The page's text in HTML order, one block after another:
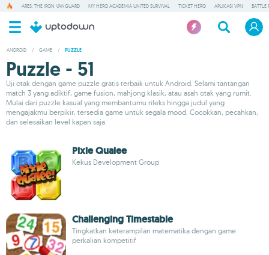
ARES: THE IRON VANGUARD MY HERO ACADEMIA UNITED SURVIVAL TICKET HERO APLIKASI VPN BATTLE
ANDROID / GAME / PUZZLE
Puzzle - 51
Uji otak dengan game puzzle gratis terbaik untuk Android. Selami tantangan
match 3 yang adiktif, game fusion, mahjong klasik, atau asah otak yang rumit.
Mulai dari puzzle kasual yang membantumu rileks hingga judul yang
mengajakmu berpikir, tersedia game untuk segala mood. Cocokkan, pecahkan,
dan selesaikan level kapan saja.
Pixie Qualee
Kekus Development Group
Challenging Timestable
Tingkatkan keterampilan matematika dengan game
perkalian kompetitif